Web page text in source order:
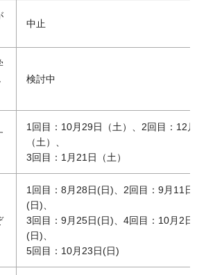
中止
検討中
1回目：10月29日（土）、2回目：12
（土）、
3回目：1月21日（土）
1回目：8月28日(日)、2回目：9月11日
(日)、
3回目：9月25日(日)、4回目：10月2日
(日)、
5回目：10月23日(日)